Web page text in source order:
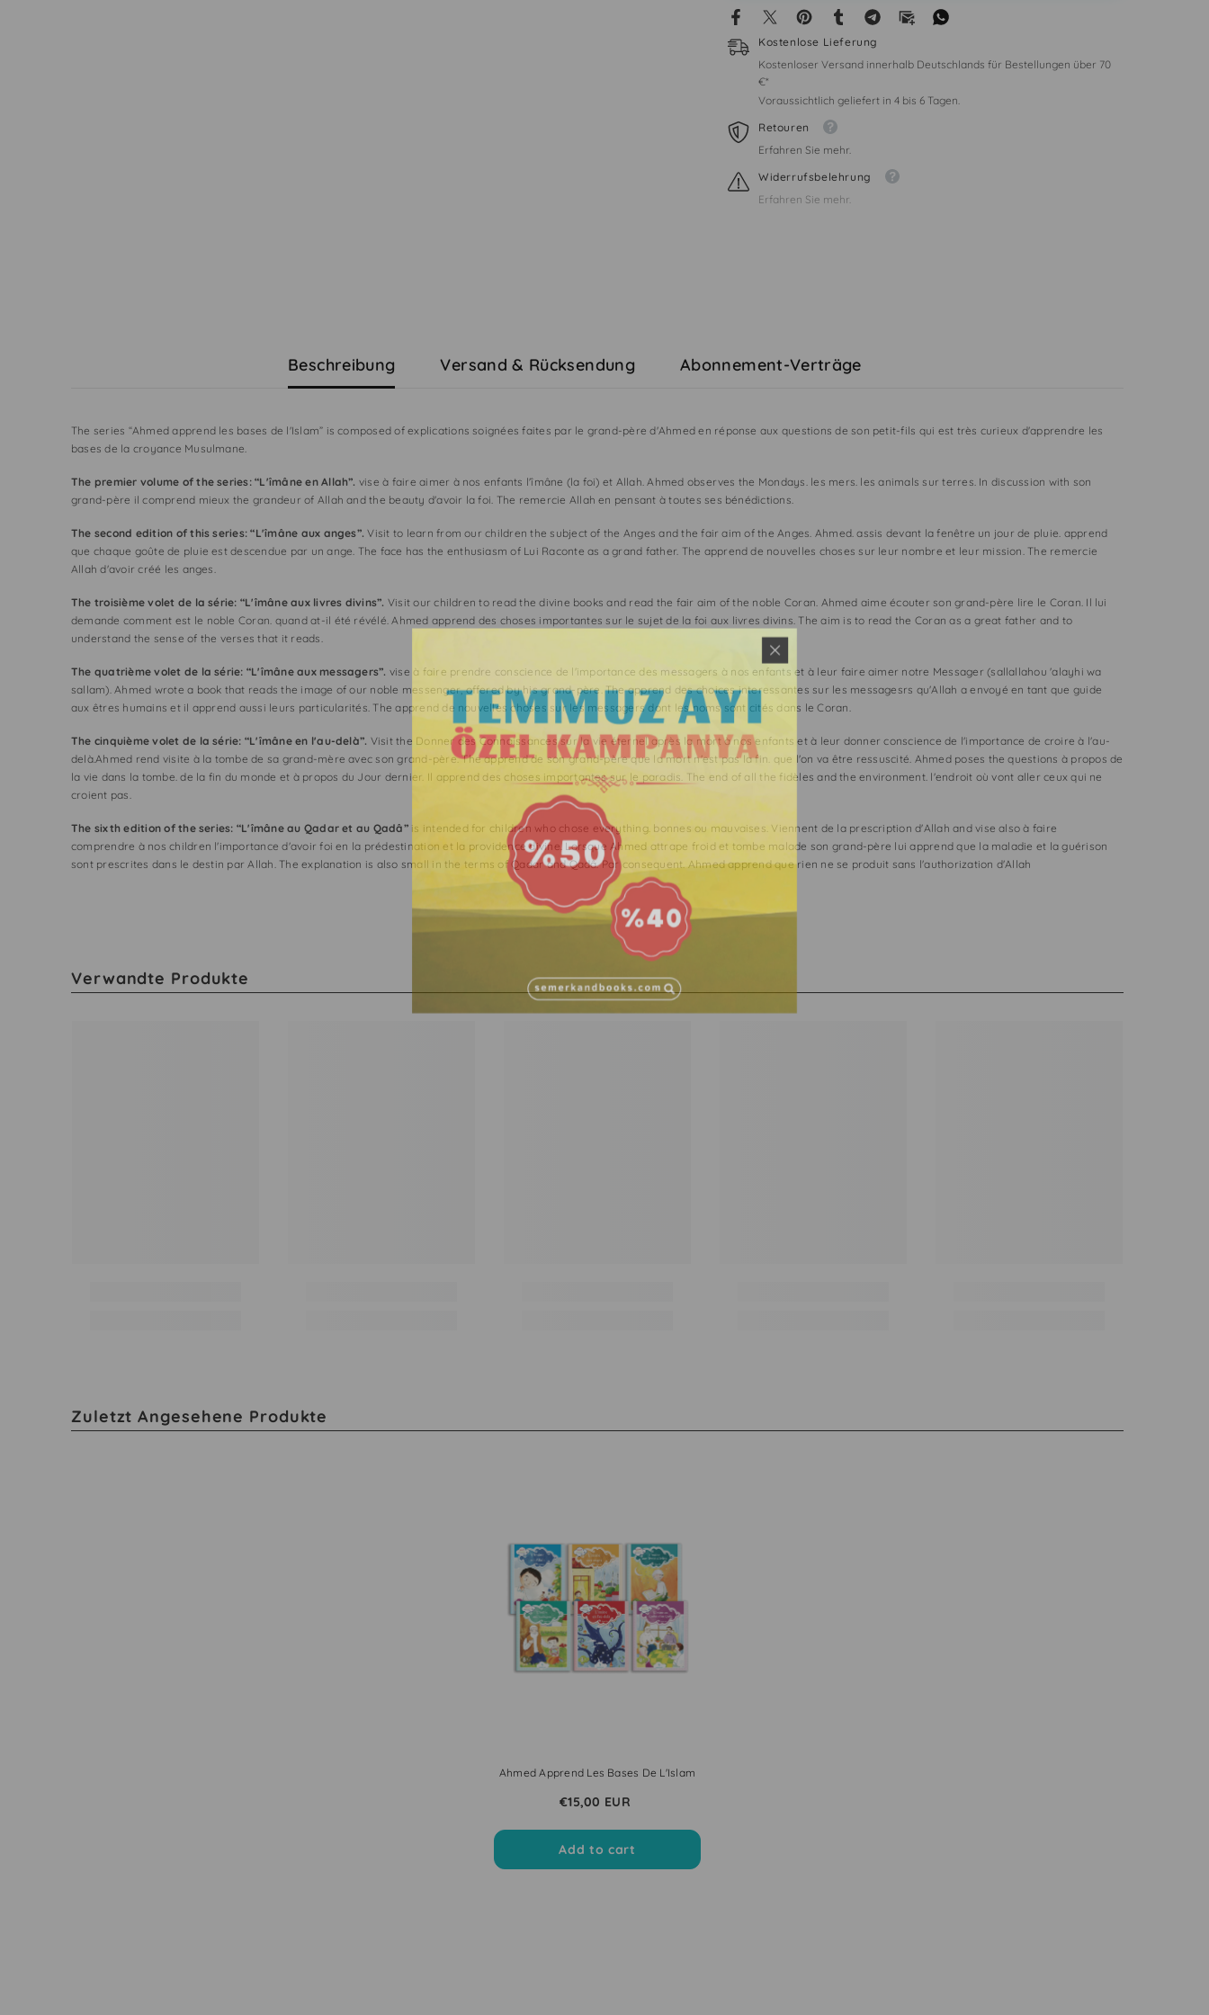
Kostenlose Lieferung
Kostenloser Versand innerhalb Deutschlands für Bestellungen über 70
€*
Voraussichtlich geliefert in 4 bis 6 Tagen.
Retouren
Erfahren Sie mehr.
Widerrufsbelehrung
Erfahren Sie mehr.
Beschreibung Versand & Rücksendung Abonnement-Verträge
The series “Ahmed apprend les bases de l'Islam” is composed of explications soignées faites par le grand-père d'Ahmed en réponse aux questions de son petit-fils qui est très curieux d'apprendre les
bases de la croyance Musulmane.
The premier volume of the series: “L'îmâne en Allah”. vise à faire aimer à nos enfants l'îmâne (la foi) et Allah. Ahmed observes the Mondays. les mers. les animals sur terres. In discussion with son
grand-père il comprend mieux the grandeur of Allah and the beauty d'avoir la foi. The remercie Allah en pensant à toutes ses bénédictions.
The second edition of this series: “L'îmâne aux anges”. Visit to learn from our children the subject of the Anges and the fair aim of the Anges. Ahmed. assis devant la fenêtre un jour de pluie. apprend
que chaque goûte de pluie est descendue par un ange. The face has the enthusiasm of Lui Raconte as a grand father. The apprend de nouvelles choses sur leur nombre et leur mission. The remercie
Allah d'avoir créé les anges.
The troisième volet de la série: “L'îmâne aux livres divins”. Visit our children to read the divine books and read the fair aim of the noble Coran. Ahmed aime écouter son grand-père lire le Coran. Il lui
demande comment est le noble Coran. quand at-il été révélé. Ahmed apprend des choses importantes sur le sujet de la foi aux livres divins. The aim is to read the Coran as a great father and to
understand the sense of the verses that it reads.
The quatrième volet de la série: “L'îmâne aux messagers”. vise à faire prendre conscience de l'importance des messagers à nos enfants et à leur faire aimer notre Messager (sallallahou 'alayhi wa
sallam). Ahmed wrote a book that reads the image of our noble messenger, offered by his grand-père. The apprend des choices interessantes sur les messagesrs qu'Allah a envoyé en tant que guide
aux êtres humains et il apprend aussi leurs particularités. The apprend de nouvelles choses sur les messagers dont les noms sont cités dans le Coran.
The cinquième volet de la série: “L'îmâne en l'au-delà”. Visit the Donner des Connaissances sur la vie éternel après la mort à nos enfants et à leur donner conscience de l'importance de croire à l'au-
delà.Ahmed rend visite à la tombe de sa grand-mère avec son grand-père. The apprend de son grand-père que la mort n'est pas la fin. que l'on va être ressuscité. Ahmed poses the questions à propos de
la vie dans la tombe. de la fin du monde et à propos du Jour dernier. Il apprend des choses importantes sur le paradis. The end of all the fidèles and the environment. l'endroit où vont aller ceux qui ne
croient pas.
The sixth edition of the series: “L'îmâne au Qadar et au Qadâ”is intended for children who chose everything. bonnes ou mauvaises. Viennent de la prescription d'Allah and vise also à faire
comprendre à nos children l'importance d'avoir foi en la prédestination et la providence divine. Lorsque Ahmed attrape froid et tombe malade son grand-père lui apprend que la maladie et la guérison
sont prescrites dans le destin par Allah. The explanation is also small in the terms of Qadar and Qadâ. Par consequent. Ahmed apprend que rien ne se produit sans l'authorization d'Allah
Verwandte Produkte
Zuletzt Angesehene Produkte
Ahmed Apprend Les Bases De L'Islam
€15,00 EUR
Add to cart